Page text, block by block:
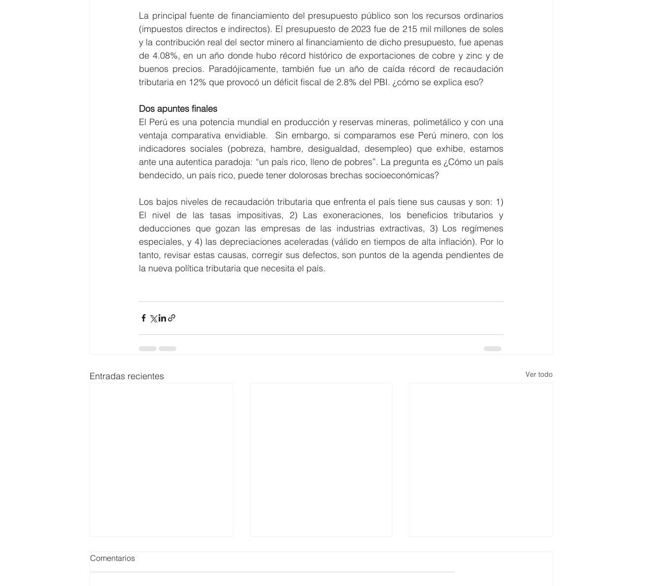
La principal fuente de financiamiento del presupuesto público son los recursos ordinarios
(impuestos directos e indirectos). El presupuesto de 2023 fue de 215 mil millones de soles
y la contribución real del sector minero al financiamiento de dicho presupuesto, fue apenas
de 4.08%, en un año donde hubo récord histórico de exportaciones de cobre y zinc y de
buenos precios. Paradójicamente, también fue un año de caída récord de recaudación
tributaria en 12% que provocó un déficit fiscal de 2.8% del PBI. ¿cómo se explica eso?
Dos apuntes finales
El Perú es una potencia mundial en producción y reservas mineras, polimetálico y con una
ventaja comparativa envidiable.  Sin embargo, si comparamos ese Perú minero, con los
indicadores sociales (pobreza, hambre, desigualdad, desempleo) que exhibe, estamos
ante una autentica paradoja: “un país rico, lleno de pobres”. La pregunta es ¿Cómo un país
bendecido, un país rico, puede tener dolorosas brechas socioeconómicas?
Los bajos niveles de recaudación tributaria que enfrenta el país tiene sus causas y son: 1)
El nivel de las tasas impositivas, 2) Las exoneraciones, los beneficios tributarios y
deducciones que gozan las empresas de las industrias extractivas, 3) Los regímenes
especiales, y 4) las depreciaciones aceleradas (válido en tiempos de alta inflación). Por lo
tanto, revisar estas causas, corregir sus defectos, son puntos de la agenda pendientes de
la nueva política tributaria que necesita el país.
Entradas recientes Ver todo
Comentarios